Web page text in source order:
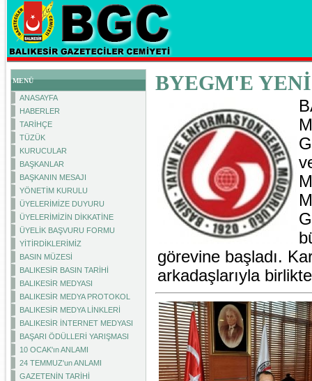
MENÜ
ANASAYFA
HABERLER
TARİHÇE
TÜZÜK
KURUCULAR
BAŞKANLAR
BAŞKANIN MESAJI
YÖNETİM KURULU
ÜYELERİMİZE DUYURU
ÜYELERİMİZİN DİKKATİNE
ÜYELİK BAŞVURU FORMU
YİTİRDİKLERİMİZ
BASIN MÜZESİ
BALIKESİR BASIN TARİHİ
BALIKESİR MEDYASI
BALIKESİR MEDYA PROTOKOL
BALIKESİR MEDYA LİNKLERİ
BALIKESİR İNTERNET MEDYASI
BAŞARI ÖDÜLLERİ YARIŞMASI
10 OCAK'ın ANLAMI
24 TEMMUZ'un ANLAMI
GAZETENİN TARİHİ
BYEGM'E
görevine başladı.
arkadaşlarıyla